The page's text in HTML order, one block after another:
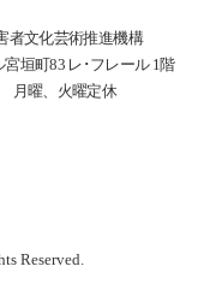
者文化芸術推進機構
宮垣町83 レ･フレール 1階
月曜、火曜定休
Reserved.